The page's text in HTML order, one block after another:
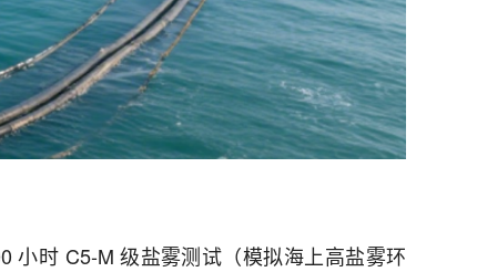
小时 C5-M 级盐雾测试（模拟海上高盐雾环